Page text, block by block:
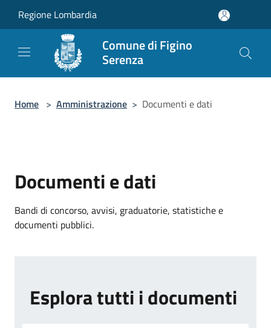
Regione Lombardia
Comune di Figino
Serenza
Home > Amministrazione > Documenti e dati
Documenti e dati
Bandi di concorso, avvisi, graduatorie, statistiche e
documenti pubblici.
Esplora tutti i documenti